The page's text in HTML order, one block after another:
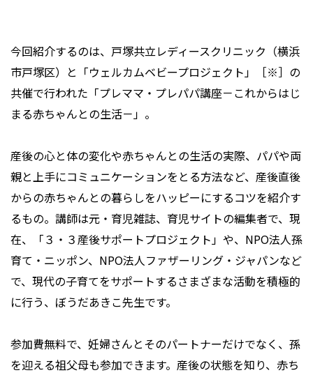
今回紹介するのは、戸塚共立レディースクリニック（横浜
市戸塚区）と「ウェルカムベビープロジェクト」［※］の
共催で行われた「プレママ・プレパパ講座－これからはじ
まる赤ちゃんとの生活－」。
産後の心と体の変化や赤ちゃんとの生活の実際、パパや両
親と上手にコミュニケーションをとる方法など、産後直後
からの赤ちゃんとの暮らしをハッピーにするコツを紹介す
るもの。講師は元・育児雑誌、育児サイトの編集者で、現
在、「３・３産後サポートプロジェクト」や、NPO法人孫
育て・ニッポン、NPO法人ファザーリング・ジャパンなど
で、現代の子育てをサポートするさまざまな活動を積極的
に行う、ぼうだあきこ先生です。
参加費無料で、妊婦さんとそのパートナーだけでなく、孫
を迎える祖父母も参加できます。産後の状態を知り、赤ち